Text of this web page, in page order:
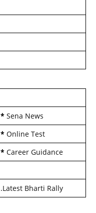
* Sena News
* Online Test
* Career Guidance
.Latest Bharti Rally